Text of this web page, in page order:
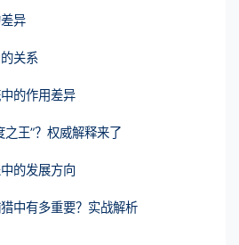
异
关系
的作用差异
王”？权威解释来了
的发展方向
中有多重要？实战解析